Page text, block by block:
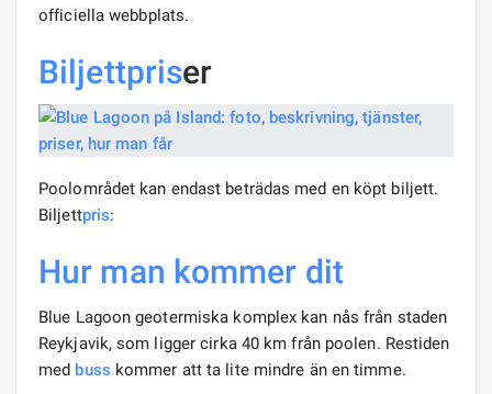
officiella webbplats.
Biljettpriser
Poolområdet kan endast beträdas med en köpt biljett.
Biljettpris:
Hur man kommer dit
Blue Lagoon geotermiska komplex kan nås från staden
Reykjavik, som ligger cirka 40 km från poolen. Restiden
med buss kommer att ta lite mindre än en timme.